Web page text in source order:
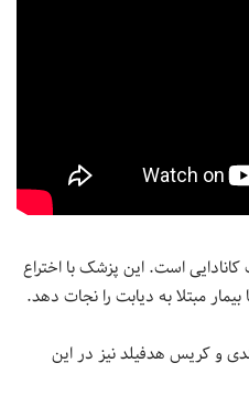
است. این پزشک با اختراع
مبتلا به دیابت را نجات دهد.
و کریس هدفیلد نیز در این